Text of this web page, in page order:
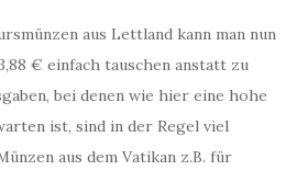
aus Lettland kann man nun
€ einfach tauschen anstatt zu
bei denen wie hier eine hohe
ist, sind in der Regel viel
aus dem Vatikan z.B. für